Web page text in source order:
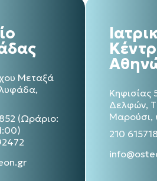
Μεταξά
(Ωράριο:
Κηφισίας
Δελφών,
Μαρούσι,
210